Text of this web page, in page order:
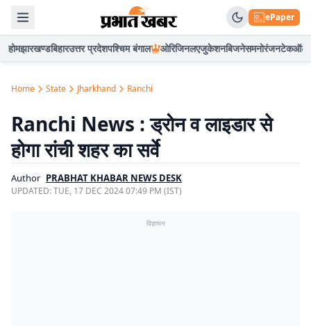
ePaper
होमझारखण्डबिहारउत्तर प्रदेशपश्चिम बंगाल ओरिजिनलएजुकेशनबिजनेसमनोरंजनटेकऑटो
Home State Jharkhand Ranchi
Ranchi News : ड्रोन व लाइडार से
होगा रांची शहर का सर्वे
Author PRABHAT KHABAR NEWS DESK
UPDATED:TUE, 17 DEC 2024 07:49 PM (IST)
विज्ञापन